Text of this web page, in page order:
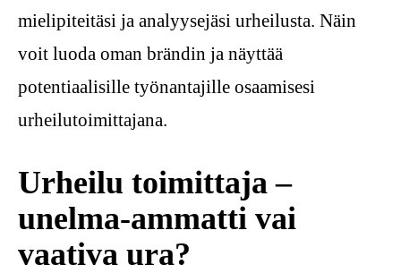
mielipiteitäsi ja analyysejäsi urheilusta. Näin
voit luoda oman brändin ja näyttää
potentiaalisille työnantajille osaamisesi
urheilutoimittajana.
Urheilu toimittaja –
unelma-ammatti vai
vaativa ura?